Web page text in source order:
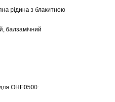
рідина з блакитною
балзамічний
OHE0500: